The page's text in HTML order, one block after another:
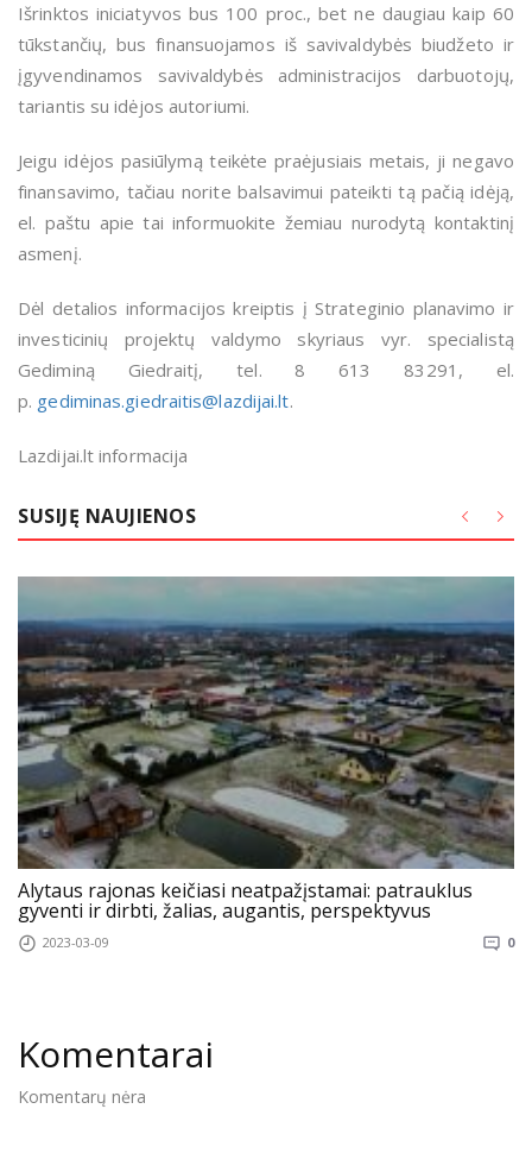
Išrinktos iniciatyvos bus 100 proc., bet ne daugiau kaip 60
tūkstančių, bus finansuojamos iš savivaldybės biudžeto ir
įgyvendinamos savivaldybės administracijos darbuotojų,
tariantis su idėjos autoriumi.
Jeigu idėjos pasiūlymą teikėte praėjusiais metais, ji negavo
finansavimo, tačiau norite balsavimui pateikti tą pačią idėją,
el. paštu apie tai informuokite žemiau nurodytą kontaktinį
asmenį.
Dėl detalios informacijos kreiptis į Strateginio planavimo ir
investicinių projektų valdymo skyriaus vyr. specialistą
Gediminą Giedraitį, tel. 8 613 83291, el.
p. gediminas.giedraitis@lazdijai.lt.
Lazdijai.lt informacija
SUSIJĘ NAUJIENOS
Alytaus rajonas keičiasi neatpažįstamai: patrauklus
gyventi ir dirbti, žalias, augantis, perspektyvus
2023-03-09 0
Komentarai
Komentarų nėra